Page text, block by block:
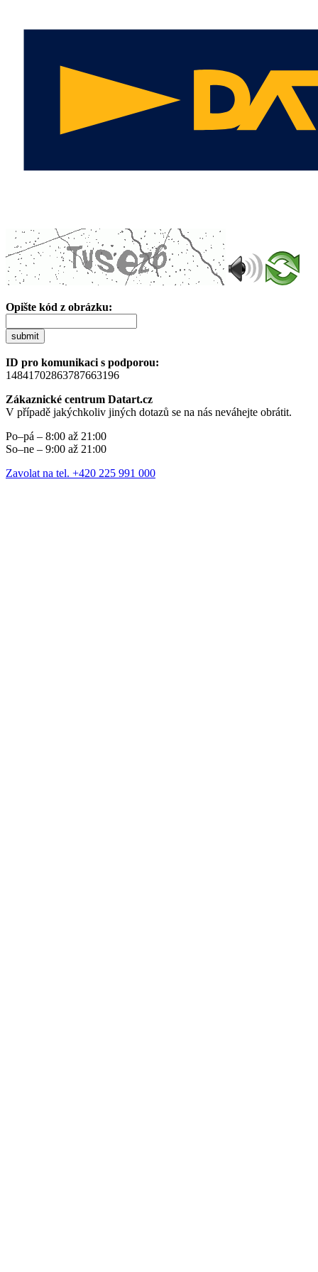
Opište kód z obrázku:
submit
ID pro komunikaci s podporou:
14841702863787663196
Zákaznické centrum Datart.cz
V případě jakýchkoliv jiných dotazů se na nás neváhejte obrátit.
Po–pá – 8:00 až 21:00
So–ne – 9:00 až 21:00
Zavolat na tel. +420 225 991 000